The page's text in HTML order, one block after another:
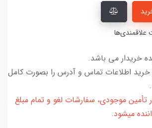
خریدار می باشد.
خرید اطلاعات تماس و آدرس را بصورت کامل
موجودی، سفارشات لغو و تمام مبلغ
میشود.